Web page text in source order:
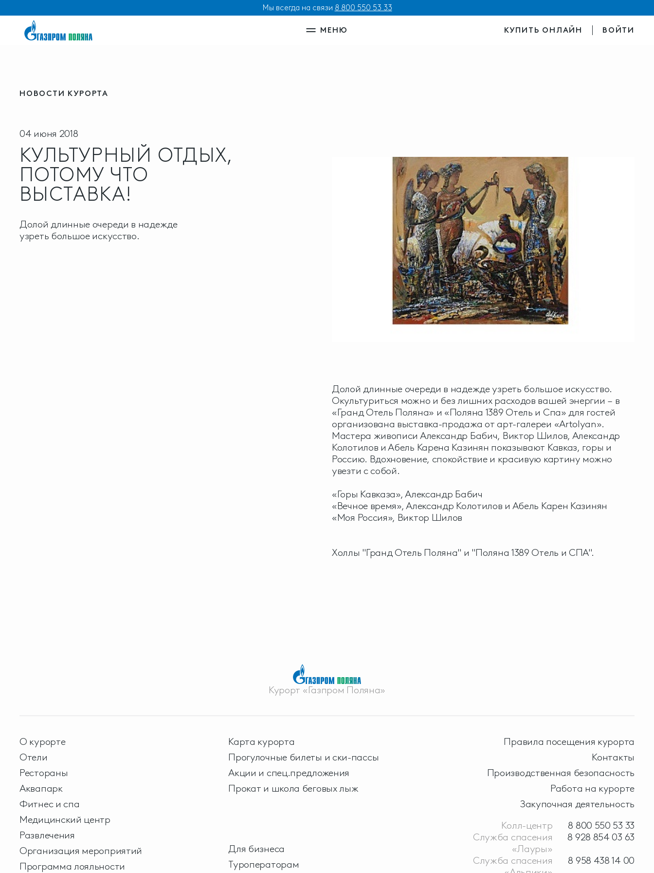
Мы всегда на связи 8 800 550 53 33
МЕНЮ КУПИТЬ ОНЛАЙН ВОЙТИ
НОВОСТИ КУРОРТА
04 июня 2018
КУЛЬТУРНЫЙ ОТДЫХ,
ПОТОМУ ЧТО
ВЫСТАВКА!
Долой длинные очереди в надежде
узреть большое искусство.
Долой длинные очереди в надежде узреть большое искусство.
Окультуриться можно и без лишних расходов вашей энергии – в
«Гранд Отель Поляна» и «Поляна 1389 Отель и Спа» для гостей
организована выставка-продажа от арт-галереи «Artolyan».
Мастера живописи Александр Бабич, Виктор Шилов, Александр
Колотилов и Абель Карена Казинян показывают Кавказ, горы и
Россию. Вдохновение, спокойствие и красивую картину можно
увезти с собой.
«Горы Кавказа», Александр Бабич
«Вечное время», Александр Колотилов и Абель Карен Казинян
«Моя Россия», Виктор Шилов
Холлы "Гранд Отель Поляна" и "Поляна 1389 Отель и СПА".
Курорт «Газпром Поляна»
О курорте
Отели
Рестораны
Аквапарк
Фитнес и спа
Медицинский центр
Развлечения
Организация мероприятий
Программа лояльности
Карта курорта
Прогулочные билеты и ски-пассы
Акции и спец.предложения
Прокат и школа беговых лыж
Для бизнеса
Туроператорам
Правила посещения курорта
Контакты
Производственная безопасность
Работа на курорте
Закупочная деятельность
Колл-центр
8 800 550 53 33
Служба спасения
«Лауры»
8 928 854 03 63
Служба спасения
8 958 438 14 00